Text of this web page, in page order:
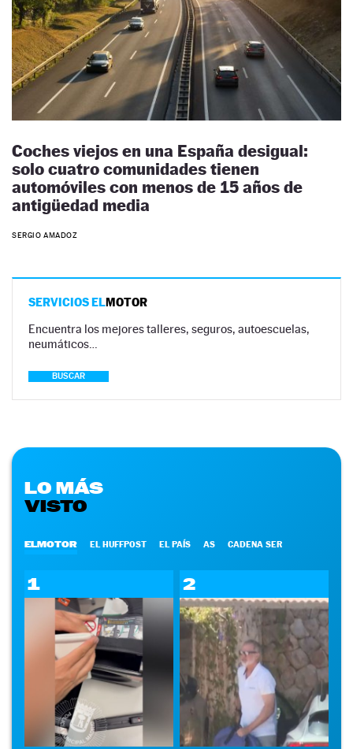
Coches viejos en una España desigual:
solo cuatro comunidades tienen
automóviles con menos de 15 años de
antigüedad media
SERGIO AMADOZ
SERVICIOS ELMOTOR
Encuentra los mejores talleres, seguros, autoescuelas,
neumáticos…
BUSCAR
LO MÁS
VISTO
ELMOTOR EL HUFFPOST EL PAÍS AS CADENA SER
1 2